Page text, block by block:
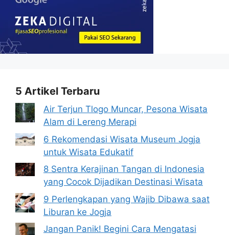
5 Artikel Terbaru
Air Terjun Tlogo Muncar, Pesona Wisata
Alam di Lereng Merapi
6 Rekomendasi Wisata Museum Jogja
untuk Wisata Edukatif
8 Sentra Kerajinan Tangan di Indonesia
yang Cocok Dijadikan Destinasi Wisata
9 Perlengkapan yang Wajib Dibawa saat
Liburan ke Jogja
Jangan Panik! Begini Cara Mengatasi